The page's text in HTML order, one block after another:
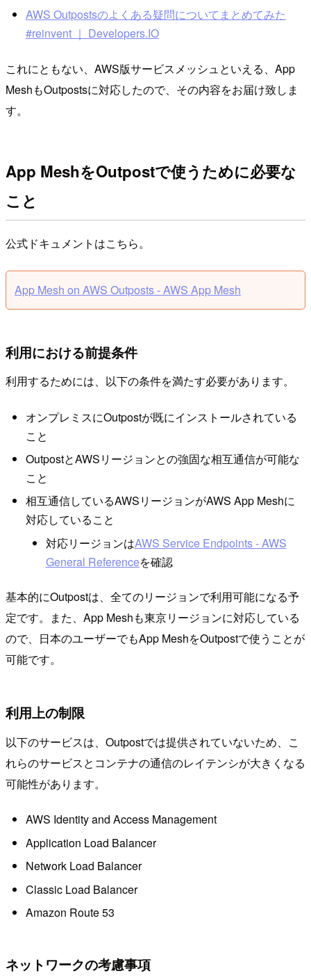
AWS Outpostsのよくある疑問についてまとめてみた
#reinvent ｜ Developers.IO
これにともない、AWS版サービスメッシュといえる、App
MeshもOutpostsに対応したので、その内容をお届け致しま
す。
App MeshをOutpostで使うために必要な
こと
公式ドキュメントはこちら。
App Mesh on AWS Outposts - AWS App Mesh
利用における前提条件
利用するためには、以下の条件を満たす必要があります。
オンプレミスにOutpostが既にインストールされている
こと
OutpostとAWSリージョンとの強固な相互通信が可能な
こと
相互通信しているAWSリージョンがAWS App Meshに
対応していること
対応リージョンはAWS Service Endpoints - AWS
General Referenceを確認
基本的にOutpostは、全てのリージョンで利用可能になる予
定です。また、App Meshも東京リージョンに対応している
ので、日本のユーザーでもApp MeshをOutpostで使うことが
可能です。
利用上の制限
以下のサービスは、Outpostでは提供されていないため、こ
れらのサービスとコンテナの通信のレイテンシが大きくなる
可能性があります。
AWS Identity and Access Management
Application Load Balancer
Network Load Balancer
Classic Load Balancer
Amazon Route 53
ネットワークの考慮事項